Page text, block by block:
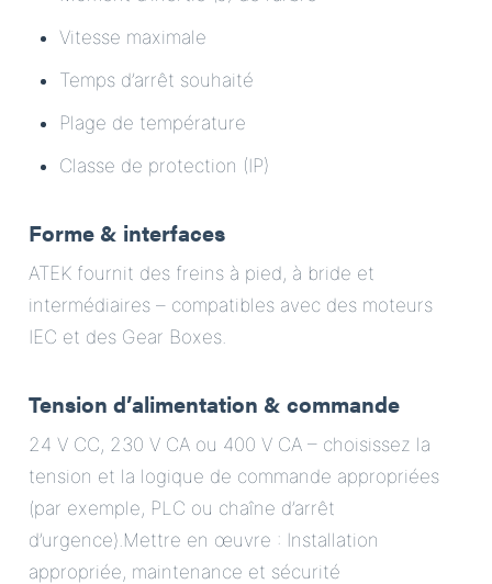
Vitesse maximale
Temps d’arrêt souhaité
Plage de température
Classe de protection (IP)
Forme & interfaces
ATEK fournit des freins à pied, à bride et
intermédiaires – compatibles avec des moteurs
IEC et des Gear Boxes.
Tension d’alimentation & commande
24 V CC, 230 V CA ou 400 V CA – choisissez la
tension et la logique de commande appropriées
(par exemple, PLC ou chaîne d’arrêt
d’urgence).Mettre en œuvre : Installation
appropriée, maintenance et sécurité